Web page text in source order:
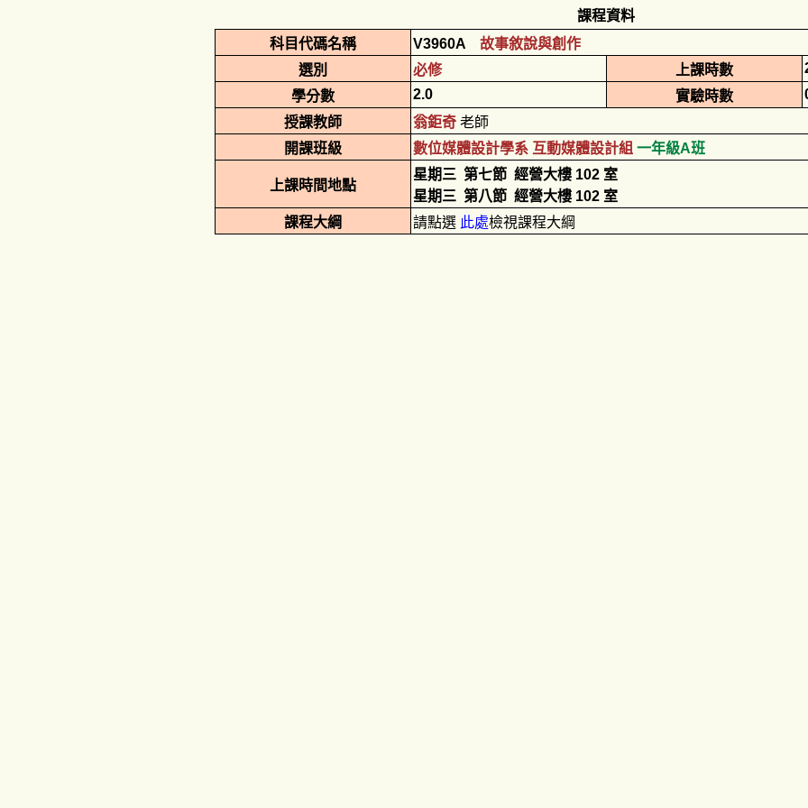
課程資料
科目代碼名稱
V3960A
故事敘說與創作
選別
必修 上課時數
學分數
2.0 實驗時數
授課教師
翁鉅奇 老師
開課班級
數位媒體設計學系 互動媒體設計組 一年級A班
上課時間地點
星期三 第七節 經營大樓 102 室
星期三 第八節 經營大樓 102 室
課程大綱
請點選 此處檢視課程大綱